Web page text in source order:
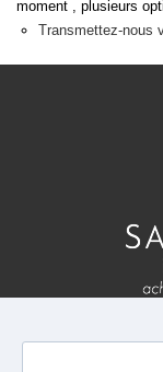
NOS
moment , plusieurs
Transmettez-nous